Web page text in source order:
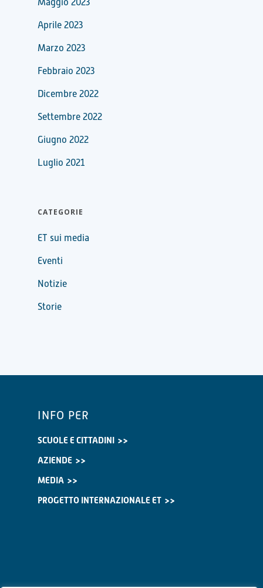
Maggio 2023
Aprile 2023
Marzo 2023
Febbraio 2023
Dicembre 2022
Settembre 2022
Giugno 2022
Luglio 2021
CATEGORIE
ET sui media
Eventi
Notizie
Storie
INFO PER
SCUOLE E CITTADINI
AZIENDE
MEDIA
PROGETTO INTERNAZIONALE ET